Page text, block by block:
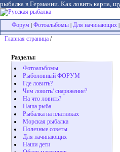
рыбалка в Германии. Как ловить карпа,
Форум Фотоальбомы Для начинающих
Главная страница /
Разделы:
Фотоальбомы
Рыболовный ФОРУМ
Где ловить?
Чем ловить/ снаряжение?
На что ловить?
Наша рыба
Рыбалка на платниках
Морская рыбалка
Полезные советы
Для начинающих
Наши дети